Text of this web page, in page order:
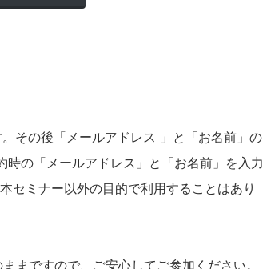
その後「メールアドレス 」と「お名前」の
の「メールアドレス」と「お名前」を入力
セミナー以外の目的で利用することはあり
まですので、ご安心してご参加ください。